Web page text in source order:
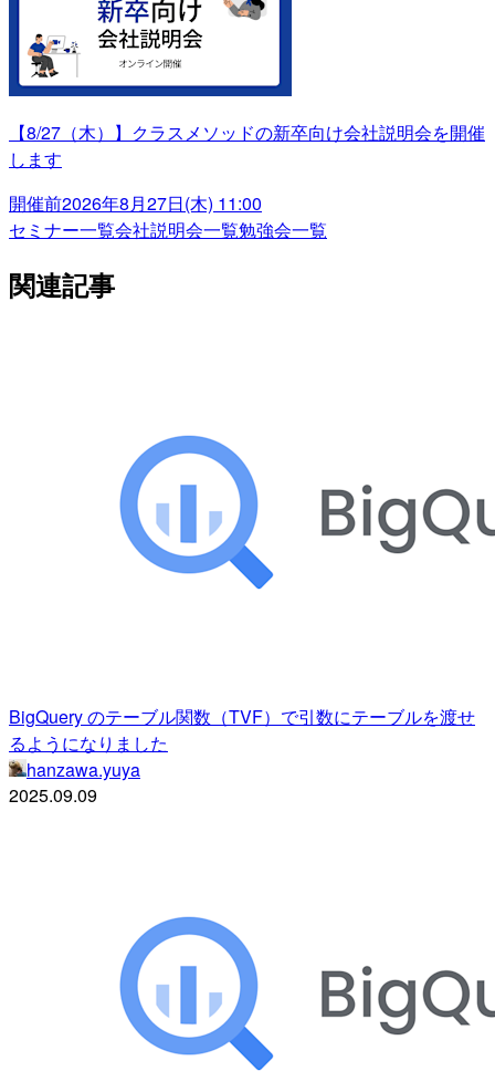
【8/27（木）】クラスメソッドの新卒向け会社説明会を開催
します
開催前2026年8月27日(木) 11:00
セミナー一覧会社説明会一覧勉強会一覧
関連記事
BigQuery のテーブル関数（TVF）で引数にテーブルを渡せ
るようになりました
hanzawa.yuya
2025.09.09